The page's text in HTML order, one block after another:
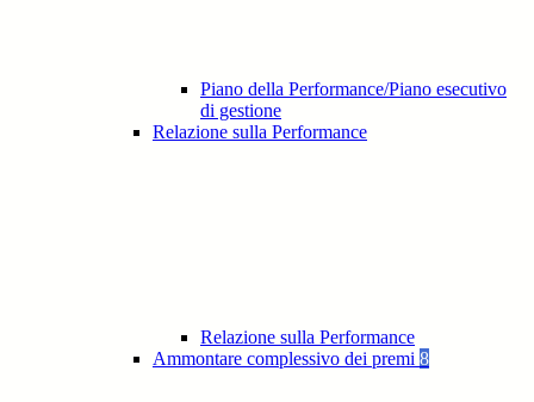
Piano della Performance/Piano esecutivo
di gestione
Relazione sulla Performance
Relazione sulla Performance
Ammontare complessivo dei premi 8